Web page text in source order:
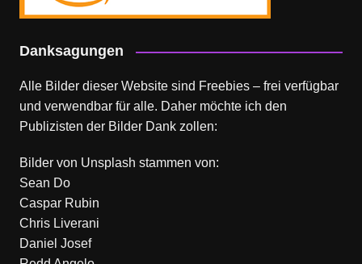
Danksagungen
Alle Bilder dieser Website sind Freebies – frei verfügbar
und verwendbar für alle. Daher möchte ich den
Publizisten der Bilder Dank zollen:
Bilder von Unsplash stammen von:
Sean Do
Caspar Rubin
Chris Liverani
Daniel Josef